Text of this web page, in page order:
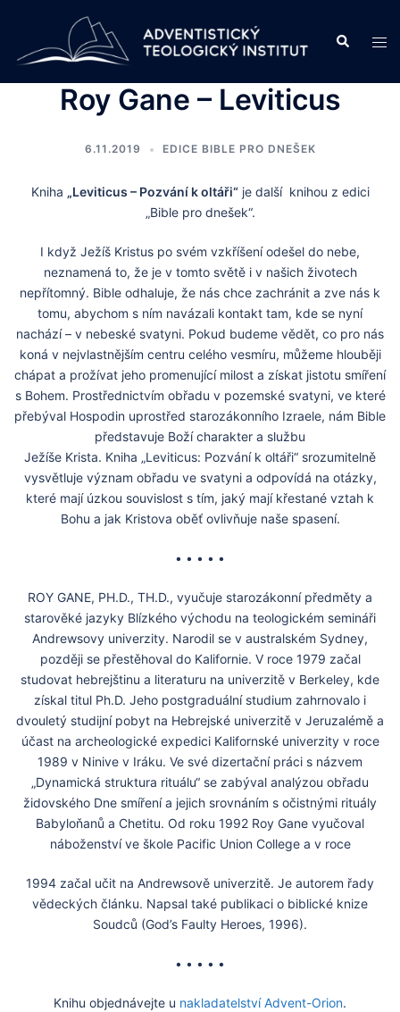
content
Search
Roy Gane – Leviticus
6.11.2019 EDICE BIBLE PRO DNEŠEK
Kniha „Leviticus – Pozvání k oltáři“je další knihou z edici
„Bible pro dnešek“.
I když Ježíš Kristus po svém vzkříšení odešel do nebe,
neznamená to, že je v tomto světě i v našich životech
nepřítomný. Bible odhaluje, že nás chce zachránit a zve nás k
tomu, abychom s ním navázali kontakt tam, kde se nyní
nachází – v nebeské svatyni. Pokud budeme vědět, co pro nás
koná v nejvlastnějším centru celého vesmíru, můžeme hlouběji
chápat a prožívat jeho promenující milost a získat jistotu smíření
s Bohem. Prostřednictvím obřadu v pozemské svatyni, ve které
přebýval Hospodin uprostřed starozákonního Izraele, nám Bible
představuje Boží charakter a službu
Ježíše Krista. Kniha „Leviticus: Pozvání k oltáři“ srozumitelně
vysvětluje význam obřadu ve svatyni a odpovídá na otázky,
které mají úzkou souvislost s tím, jaký mají křestané vztah k
Bohu a jak Kristova oběť ovlivňuje naše spasení.
• • • • •
ROY GANE, PH.D., TH.D., vyučuje starozákonní předměty a
starověké jazyky Blízkého východu na teologickém semináři
Andrewsovy univerzity. Narodil se v australském Sydney,
později se přestěhoval do Kalifornie. V roce 1979 začal
studovat hebrejštinu a literaturu na univerzitě v Berkeley, kde
získal titul Ph.D. Jeho postgraduální studium zahrnovalo i
dvouletý studijní pobyt na Hebrejské univerzitě v Jeruzalémě a
účast na archeologické expedici Kalifornské univerzity v roce
1989 v Ninive v Iráku. Ve své dizertační práci s názvem
„Dynamická struktura rituálu“ se zabýval analýzou obřadu
židovského Dne smíření a jejich srovnáním s očistnými rituály
Babyloňanů a Chetitu. Od roku 1992 Roy Gane vyučoval
náboženství ve škole Pacific Union College a v roce
1994 začal učit na Andrewsově univerzitě. Je autorem řady
vědeckých článku. Napsal také publikaci o biblické knize
Soudců (God’s Faulty Heroes, 1996).
• • • • •
Knihu objednávejte u nakladatelství Advent-Orion.